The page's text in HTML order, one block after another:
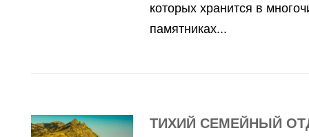
которых хранится в
памятниках...
ТИХИЙ СЕМЕЙНЫЙ